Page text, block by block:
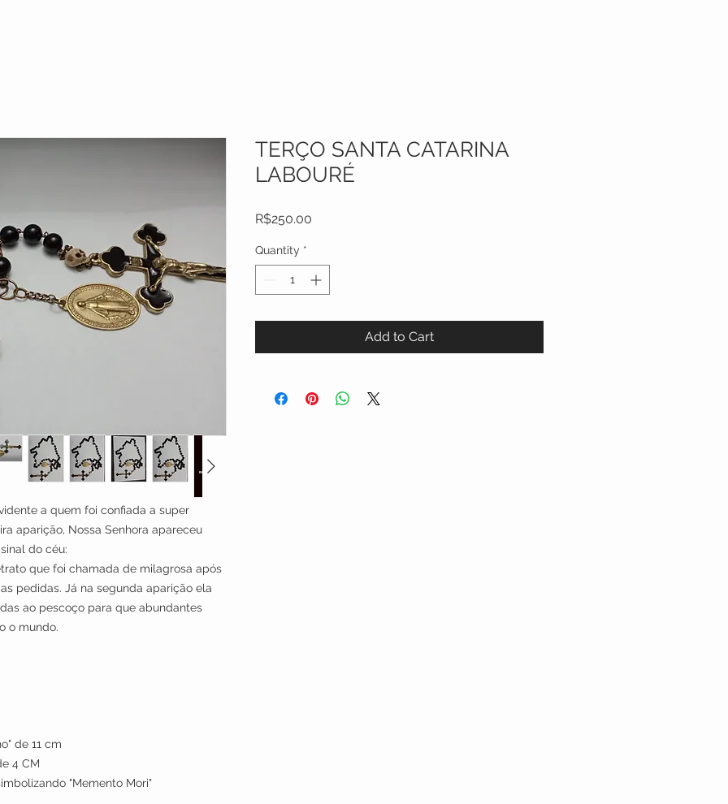
a quem foi confiada a super
aparição, Nossa Senhora apareceu
do céu:
que foi chamada de milagrosa após
pedidas. Já na segunda aparição ela
ao pescoço para que abundantes
o mundo.
de 11 cm
4 CM
"Memento Mori"
TERÇO SANTA CATARINA
LABOURÉ
R$250.00
Quantity *
Add to Cart